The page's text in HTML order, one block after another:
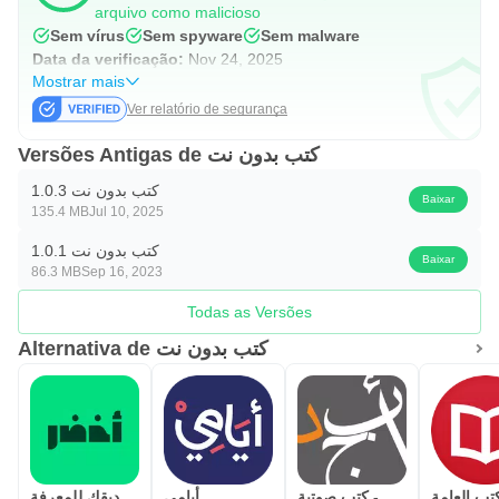
arquivo como malicioso
Sem vírus
Sem spyware
Sem malware
Data da verificação: Nov 24, 2025
Mostrar mais
Ver relatório de segurança
Versões Antigas de كتب بدون نت
كتب بدون نت 1.0.3
135.4 MBJul 10, 2025
Baixar
كتب بدون نت 1.0.1
86.3 MBSep 16, 2023
Baixar
Todas as Versões
Alternativa de كتب بدون نت